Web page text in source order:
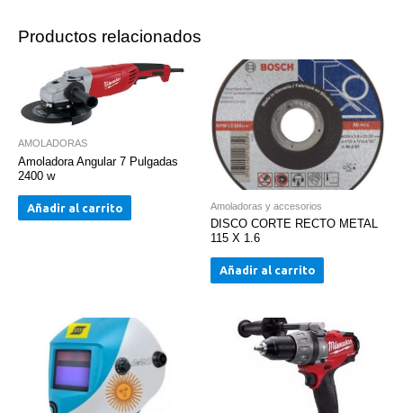
Productos relacionados
AMOLADORAS
Amoladora Angular 7 Pulgadas
2400 w
Añadir al carrito Amoladoras y accesorios
DISCO CORTE RECTO METAL
115 X 1.6
Añadir al carrito